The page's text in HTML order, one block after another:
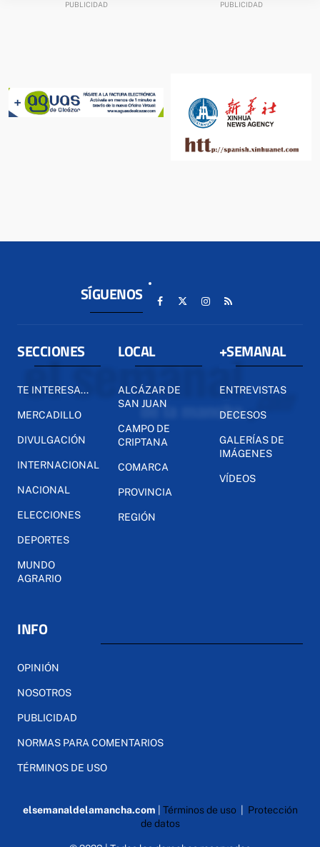
SÍGUENOS
SECCIONES
TE INTERESA...
MERCADILLO
DIVULGACIÓN
INTERNACIONAL
NACIONAL
ELECCIONES
DEPORTES
MUNDO
AGRARIO
LOCAL
ALCÁZAR DE
SAN JUAN
CAMPO DE
CRIPTANA
COMARCA
PROVINCIA
REGIÓN
+SEMANAL
ENTREVISTAS
DECESOS
GALERÍAS DE
IMÁGENES
VÍDEOS
INFO
OPINIÓN
NOSOTROS
PUBLICIDAD
NORMAS PARA COMENTARIOS
TÉRMINOS DE USO
elsemanaldelamancha.com Términos de uso| Protección
de datos